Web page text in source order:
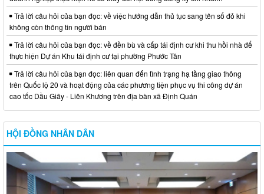
Trả lời câu hỏi của bạn đọc: về việc hướng dẫn thủ tục sang tên sổ đỏ khi
không còn thông tin người bán
Trả lời câu hỏi của bạn đọc: về đền bù và cấp tái định cư khi thu hồi nhà để
thực hiện Dự án Khu tái định cư tại phường Phước Tân
Trả lời câu hỏi của bạn đọc: liên quan đến tình trạng hạ tầng giao thông
trên Quốc lộ 20 và hoạt động của các phương tiện phục vụ thi công dự án
cao tốc Dầu Giây - Liên Khương trên địa bàn xã Định Quán
HỘI ĐỒNG NHÂN DÂN